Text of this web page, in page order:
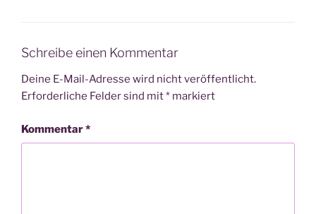
Schreibe einen Kommentar
Deine E-Mail-Adresse wird nicht veröffentlicht.
Erforderliche Felder sind mit* markiert
Kommentar*